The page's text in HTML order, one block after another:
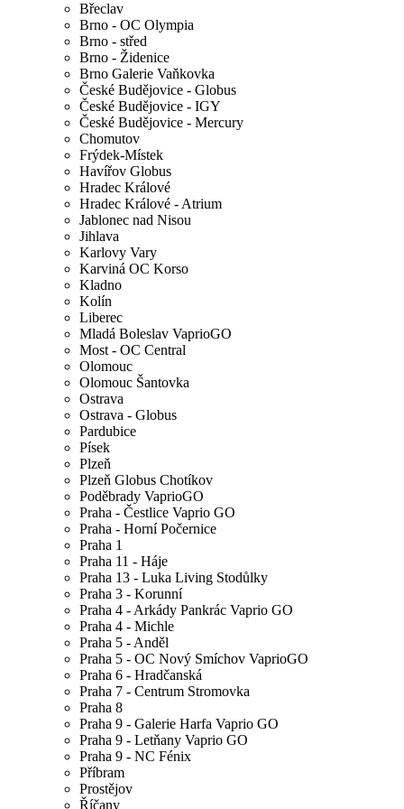
Břeclav
Brno - OC Olympia
Brno - střed
Brno - Židenice
Brno Galerie Vaňkovka
České Budějovice - Globus
České Budějovice - IGY
České Budějovice - Mercury
Chomutov
Frýdek-Místek
Havířov Globus
Hradec Králové
Hradec Králové - Atrium
Jablonec nad Nisou
Jihlava
Karlovy Vary
Karviná OC Korso
Kladno
Kolín
Liberec
Mladá Boleslav VaprioGO
Most - OC Central
Olomouc
Olomouc Šantovka
Ostrava
Ostrava - Globus
Pardubice
Písek
Plzeň
Plzeň Globus Chotíkov
Poděbrady VaprioGO
Praha - Čestlice Vaprio GO
Praha - Horní Počernice
Praha 1
Praha 11 - Háje
Praha 13 - Luka Living Stodůlky
Praha 3 - Korunní
Praha 4 - Arkády Pankrác Vaprio GO
Praha 4 - Michle
Praha 5 - Anděl
Praha 5 - OC Nový Smíchov VaprioGO
Praha 6 - Hradčanská
Praha 7 - Centrum Stromovka
Praha 8
Praha 9 - Galerie Harfa Vaprio GO
Praha 9 - Letňany Vaprio GO
Praha 9 - NC Fénix
Příbram
Prostějov
Říčany